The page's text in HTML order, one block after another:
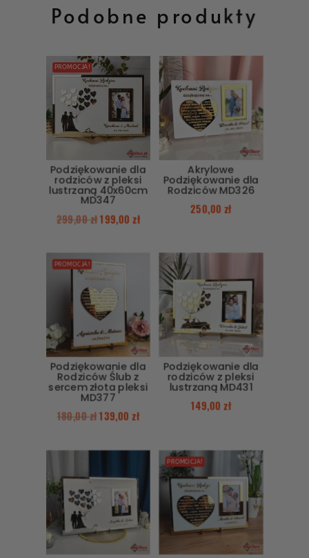
Podobne produkty
PROMOCJA!
Podziękowanie dla
rodziców z pleksi
lustrzaną 40x60cm
MD347
299,00 zł199,00 zł
Akrylowe
Podziękowanie dla
Rodziców MD326
250,00 zł
PROMOCJA!
Podziękowanie dla
Rodziców Ślub z
sercem złota pleksi
MD377
180,00 zł139,00 zł
Podziękowanie dla
rodziców z pleksi
lustrzaną MD431
149,00zł
PROMOCJA!